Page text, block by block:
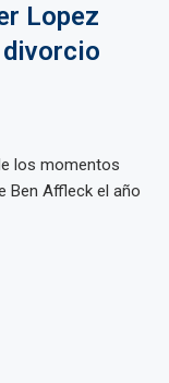
Lopez
los momentos
Ben Affleck el año